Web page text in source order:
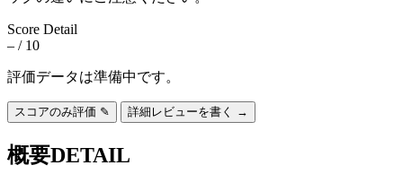
Score Detail
– / 10
評価データは準備中です。
スコアのみ評価 ✎ 詳細レビューを書く →
概要DETAIL